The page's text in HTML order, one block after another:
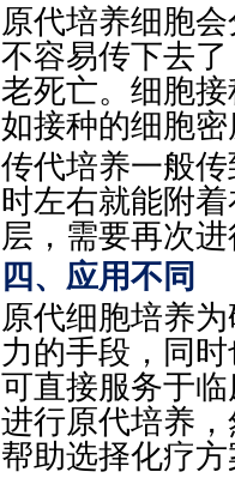
原代培养细胞
不容易传下去
老死亡。细胞
如接种的细胞
传代培养一般传
时左右就能附
层，需要再次
四、应用不同
原代细胞培养
力的手段，同
可直接服务于
进行原代培养
帮助选择化疗